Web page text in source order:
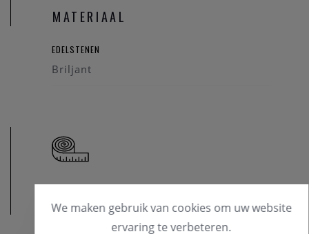
MATERIAAL
EDELSTENEN
Briljant
AFMETINGEN
We maken gebruik van cookies om uw website
ervaring te verbeteren.